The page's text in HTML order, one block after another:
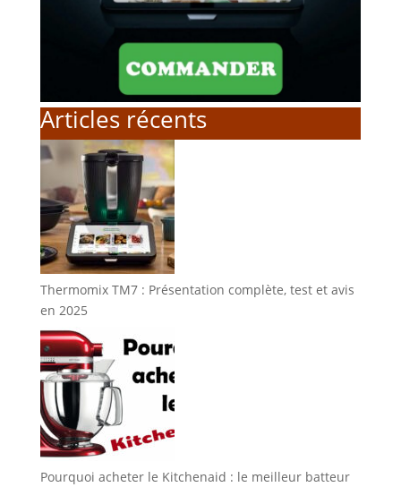
Articles récents
Thermomix TM7 : Présentation complète, test et avis
en 2025
Pourquoi acheter le Kitchenaid : le meilleur batteur